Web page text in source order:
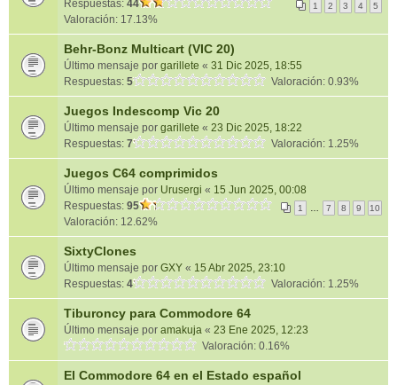
Respuestas: 44 1 2 3 4 5
Valoración: 17.13%
Behr-Bonz Multicart (VIC 20)
Último mensaje por garillete « 31 Dic 2025, 18:55
Respuestas: 5 Valoración: 0.93%
Juegos Indescomp Vic 20
Último mensaje por garillete « 23 Dic 2025, 18:22
Respuestas: 7 Valoración: 1.25%
Juegos C64 comprimidos
Último mensaje por Urusergi « 15 Jun 2025, 00:08
Respuestas: 95 1 7 8 9 10
Valoración: 12.62%
SixtyClones
Último mensaje por GXY « 15 Abr 2025, 23:10
Respuestas: 4 Valoración: 1.25%
Tiburoncy para Commodore 64
Último mensaje por amakuja « 23 Ene 2025, 12:23
Valoración: 0.16%
El Commodore 64 en el Estado español